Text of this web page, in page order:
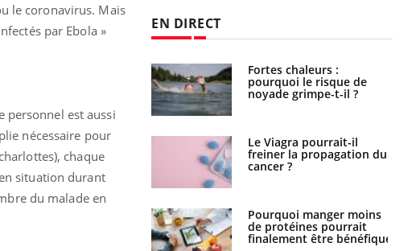
le coronavirus. Mais
par Ebola »
personnel est aussi
nécessaire pour
chaque
situation durant
du malade en
EN DIRECT
VIH : la fin du comprimé
tous les jours se profile-t-
elle enfin ?
Fortes chaleurs :
pourquoi le risque de
noyade grimpe-t-il ?
Le Viagra pourrait-il
freiner la propagation du
cancer ?
Pourquoi manger moins
de protéines pourrait
finalement être bénéfique